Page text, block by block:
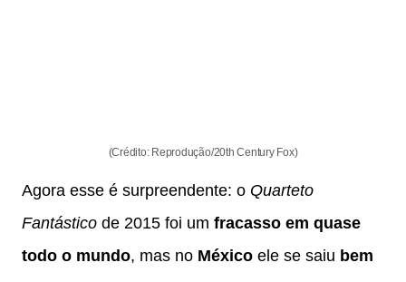
(Crédito: Reprodução/20th Century Fox)
Agora esse é surpreendente: o Quarteto
Fantástico de 2015 foi um fracasso em quase
todo o mundo, mas no México ele se saiu bem